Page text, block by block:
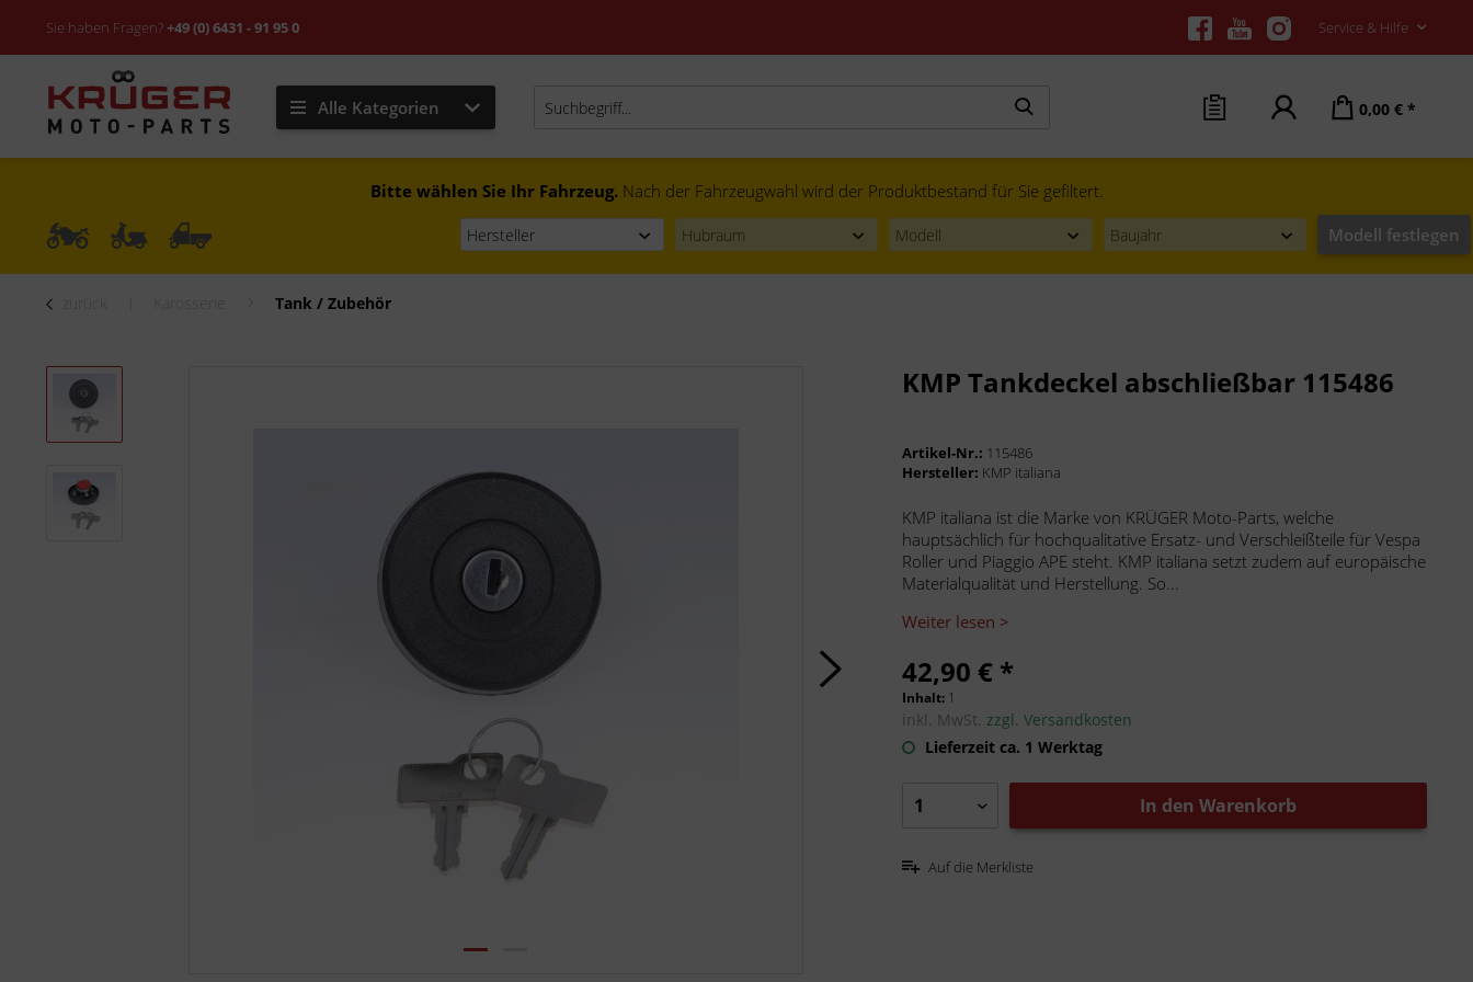
Sie haben Fragen?+49 (0) 6431 - 91 95 0 Service & Hilfe
Alle Kategorien 0,00 € *
Bitte wählen Sie Ihr Fahrzeug. Nach der Fahrzeugwahl wird der Produktbestand für Sie gefiltert.
Modell festlegen
Tank / Zubehör
KMP Tankdeckel abschließbar 115486
Artikel-Nr.: 115486
Hersteller: KMP italiana
KMP italiana ist die Marke von KRÜGER Moto-Parts, welche
hauptsächlich für hochqualitative Ersatz- und Verschleißteile für Vespa
Roller und Piaggio APE steht. KMP italiana setzt zudem auf europäische
Materialqualität und Herstellung. So...
Weiter lesen >
42,90 € *
Inhalt: 1
inkl. MwSt.zzgl. Versandkosten
Lieferzeit ca. 1 Werktag
In den Warenkorb
Auf die Merkliste